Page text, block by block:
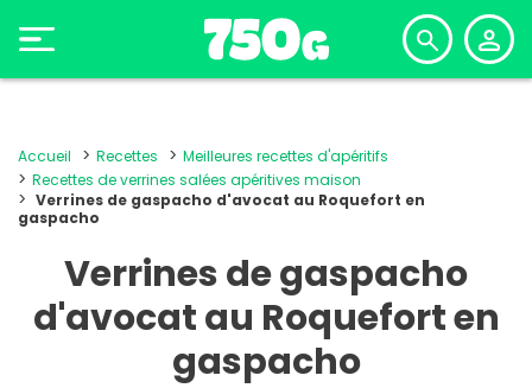
Accueil Recettes
Meilleures recettes d'apéritifs
Recettes de verrines salées apéritives maison
Verrines de gaspacho d'avocat au Roquefort en
gaspacho
Verrines de gaspacho
d'avocat au Roquefort en
gaspacho